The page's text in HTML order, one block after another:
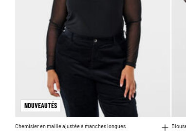
NOUVEAUTÉS
Chemisier en maille ajustée à manches longues